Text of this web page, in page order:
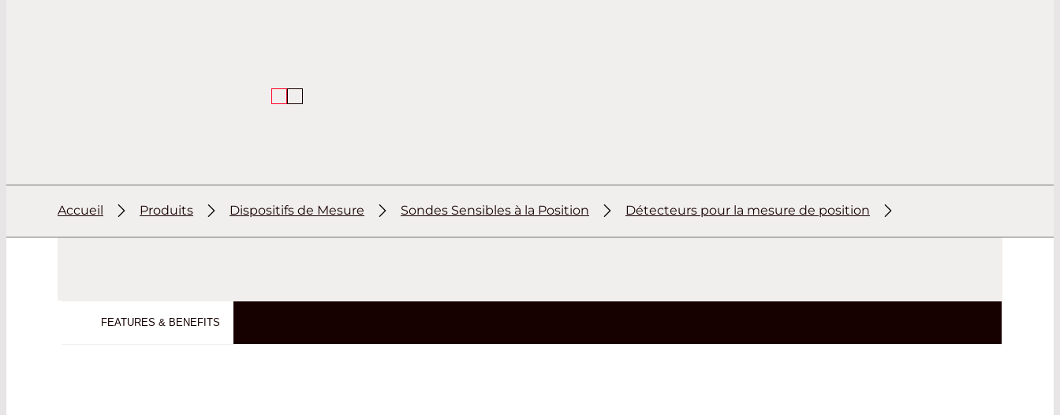
Accueil Produits Dispositifs de Mesure Sondes Sensibles à la Position Détecteurs pour la mesure de position
FEATURES & BENEFITS